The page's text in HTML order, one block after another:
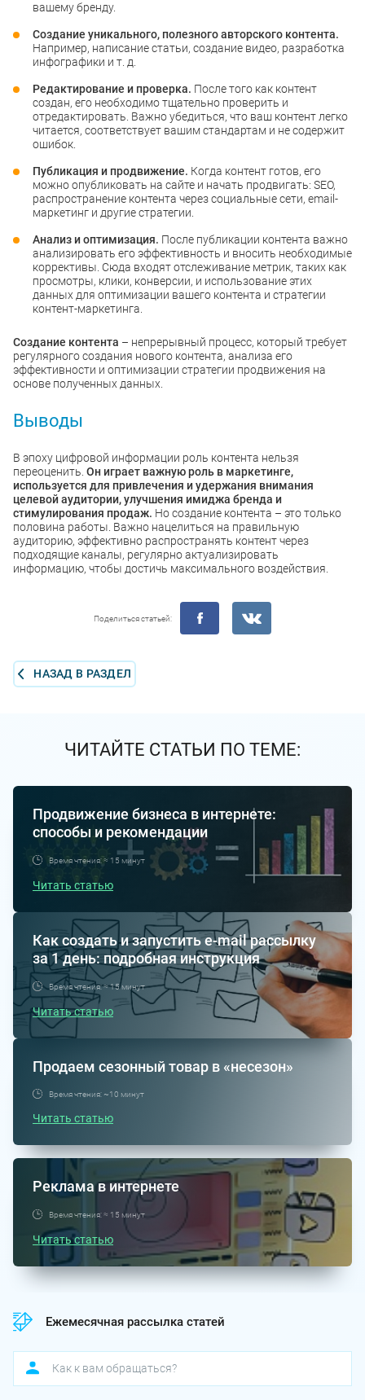
вашему бренду.
Создание уникального, полезного авторского контента.
Например, написание статьи, создание видео, разработка
инфографики и т. д.
Редактирование и проверка. После того как контент
создан, его необходимо тщательно проверить и
отредактировать. Важно убедиться, что ваш контент легко
читается, соответствует вашим стандартам и не содержит
ошибок.
Публикация и продвижение. Когда контент готов, его
можно опубликовать на сайте и начать продвигать: SEO,
распространение контента через социальные сети, email-
маркетинг и другие стратегии.
Анализ и оптимизация. После публикации контента важно
анализировать его эффективность и вносить необходимые
коррективы. Сюда входят отслеживание метрик, таких как
просмотры, клики, конверсии, и использование этих
данных для оптимизации вашего контента и стратегии
контент-маркетинга.
Создание контента – непрерывный процесс, который требует
регулярного создания нового контента, анализа его
эффективности и оптимизации стратегии продвижения на
основе полученных данных.
Выводы
В эпоху цифровой информации роль контента нельзя
переоценить. Он играет важную роль в маркетинге,
используется для привлечения и удержания внимания
целевой аудитории, улучшения имиджа бренда и
стимулирования продаж. Но создание контента – это только
половина работы. Важно нацелиться на правильную
аудиторию, эффективно распространять контент через
подходящие каналы, регулярно актуализировать
информацию, чтобы достичь максимального воздействия.
НАЗАД В РАЗДЕЛ
Поделиться статьей:
ЧИТАЙТЕ СТАТЬИ ПО ТЕМЕ:
Продвижение бизнеса в интернете:
способы и рекомендации
Время чтения: ≈ 15 минут
Читать статью
Как создать и запустить e-mail рассылку
за 1 день: подробная инструкция
Время чтения: ≈ 15 минут
Читать статью
Продаем сезонный товар в «несезон»
Время чтения: ~10 минут
Читать статью
Реклама в интернете
Время чтения: ≈ 15 минут
Читать статью
Ежемесячная рассылка статей